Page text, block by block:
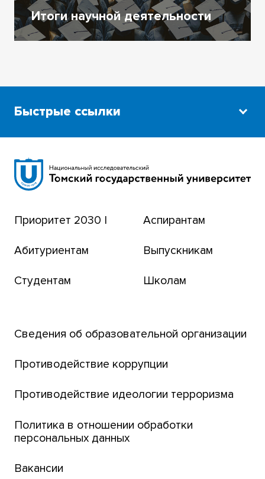
Итоги научной деятельности
Быстрые ссылки
Сибирский ботанический сад
Томский региональный центр коллективного
Транссибирский научный путь
Парк социогуманитарных технологий ТГУ
Английский для всех
ТГУ
Интернет-лицей
Открытые онлайн-курсы (MOOCs)
Платежи онлайн
Приоритет 2030 |
Абитуриентам
Студентам
Аспирантам
Выпускникам
Школам
Сведения об образовательной организации
Противодействие коррупции
Противодействие идеологии терроризма
Политика в отношении обработки
персональных данных
Вакансии